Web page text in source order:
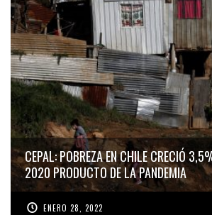
CEPAL: POBREZA EN CHILE CRECIÓ
2020 PRODUCTO DE LA PANDEMIA
ENERO 28, 2022